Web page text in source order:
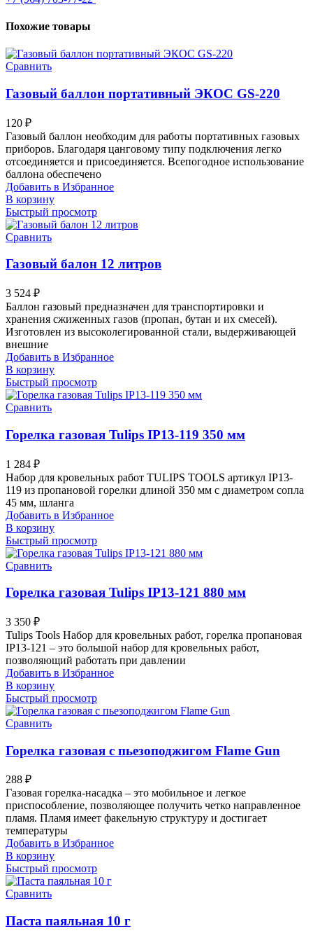
Похожие товары
Сравнить
Газовый баллон портативный ЭКОС GS-220
120 ₽
Газовый баллон необходим для работы портативных газовых
приборов. Благодаря цанговому типу подключения легко
отсоединяется и присоединяется. Всепогодное использование
баллона обеспечено
Добавить в Избранное
В корзину
Быстрый просмотр
Сравнить
Газовый балон 12 литров
3 524 ₽
Баллон газовый предназначен для транспортировки и
хранения сжиженных газов (пропан, бутан и их смесей).
Изготовлен из высоколегированной стали, выдерживающей
внешние
Добавить в Избранное
В корзину
Быстрый просмотр
Сравнить
Горелка газовая Tulips IP13-119 350 мм
1 284 ₽
Набор для кровельных работ TULIPS TOOLS артикул IP13-
119 из пропановой горелки длиной 350 мм с диаметром сопла
45 мм, шланга
Добавить в Избранное
В корзину
Быстрый просмотр
Сравнить
Горелка газовая Tulips IP13-121 880 мм
3 350 ₽
Tulips Tools Набор для кровельных работ, горелка пропановая
IP13-121 – это большой набор для кровельных работ,
позволяющий работать при давлении
Добавить в Избранное
В корзину
Быстрый просмотр
Сравнить
Горелка газовая с пьезоподжигом Flame Gun
288 ₽
Газовая горелка-насадка – это мобильное и легкое
приспособление, позволяющее получить четко направленное
пламя. Пламя имеет факельную структуру и достигает
температуры
Добавить в Избранное
В корзину
Быстрый просмотр
Сравнить
Паста паяльная 10 г